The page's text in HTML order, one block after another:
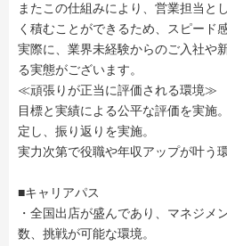
またこの仕組みにより、営業担当と
く積むことができるため、スピード
実際に、業界未経験からのご入社や
る実態がございます。
≪頑張りが正当に評価される環境≫
目標と実績による公平な評価を実施
定し、振り返りを実施。
実力次第で役職や年収アップが叶う
■キャリアパス
・全国出店が盛んであり、マネジメ
数、挑戦が可能な環境。